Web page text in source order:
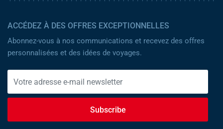
ACCÉDEZ À DES OFFRES EXCEPTIONNELLES
Abonnez-vous à nos communications et recevez des offres
personnalisées et des idées de voyages.
Subscribe